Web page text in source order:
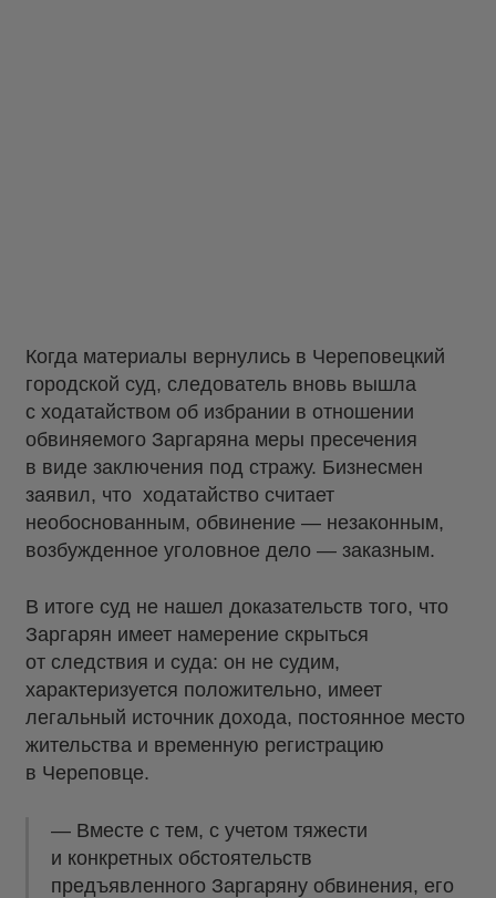
Когда материалы вернулись в Череповецкий
городской суд, следователь вновь вышла
с ходатайством об избрании в отношении
обвиняемого Заргаряна меры пресечения
в виде заключения под стражу. Бизнесмен
заявил, что ходатайство считает
необоснованным, обвинение — незаконным,
возбужденное уголовное дело — заказным.
В итоге суд не нашел доказательств того, что
Заргарян имеет намерение скрыться
от следствия и суда: он не судим,
характеризуется положительно, имеет
легальный источник дохода, постоянное место
жительства и временную регистрацию
в Череповце.
— Вместе с тем, с учетом тяжести
и конкретных обстоятельств
предъявленного Заргаряну обвинения, его